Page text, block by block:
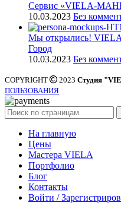
Cервис «VIELA-
10.03.2023 Без
Мы открылись!
Город
10.03.2023 Без
COPYRIGHT 2023 Студия
ПОЛЬЗОВАНИЯ
На главную
Цены
Мастера VIELA
Портфолио
Блог
Контакты
Войти /